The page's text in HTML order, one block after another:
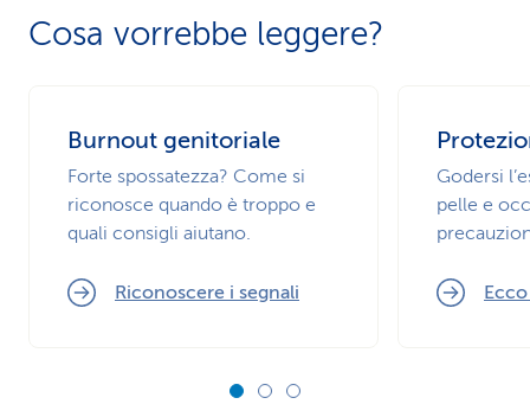
Cosa vorrebbe leggere?
Burnout genitoriale
Forte spossatezza? Come si
riconosce quando è troppo e
quali consigli aiutano.
Riconoscere i segnali
Godersi
pelle e